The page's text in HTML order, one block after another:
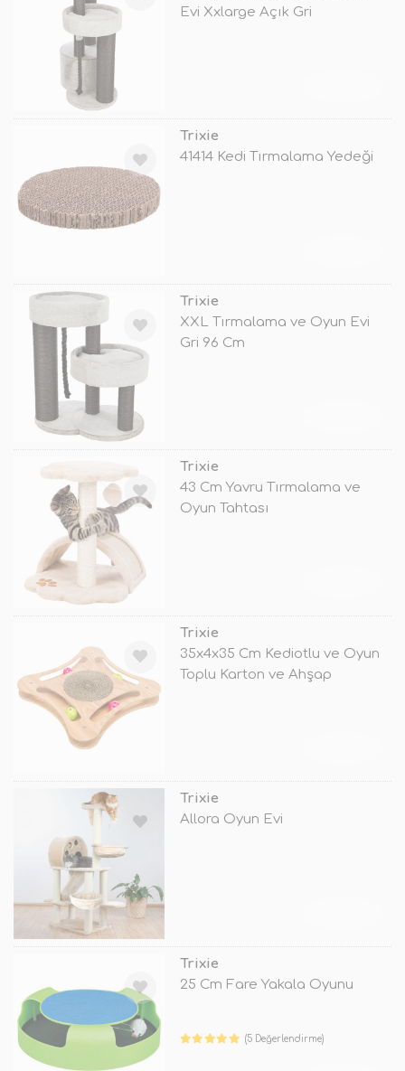
Evi Xxlarge Açık Gri
Trixie
41414 Kedi Tırmalama Yedeği
Trixie
XXL Tırmalama ve Oyun Evi
Gri 96 Cm
Trixie
43 Cm Yavru Tırmalama ve
Oyun Tahtası
Trixie
35x4x35 Cm Kediotlu ve Oyun
Toplu Karton ve Ahşap
Trixie
Allora Oyun Evi
Trixie
25 Cm Fare Yakala Oyunu
(5 Değerlendirme)